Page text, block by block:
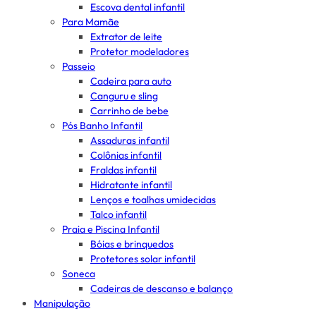
Escova dental infantil
Para Mamãe
Extrator de leite
Protetor modeladores
Passeio
Cadeira para auto
Canguru e sling
Carrinho de bebe
Pós Banho Infantil
Assaduras infantil
Colônias infantil
Fraldas infantil
Hidratante infantil
Lenços e toalhas umidecidas
Talco infantil
Praia e Piscina Infantil
Bóias e brinquedos
Protetores solar infantil
Soneca
Cadeiras de descanso e balanço
Manipulação